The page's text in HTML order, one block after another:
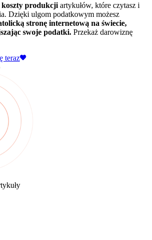
koszty produkcji artykułów, które czytasz i
Dzięki ulgom podatkowym możesz
stronę internetową na świecie,
swoje podatki. Przekaż darowiznę
teraz